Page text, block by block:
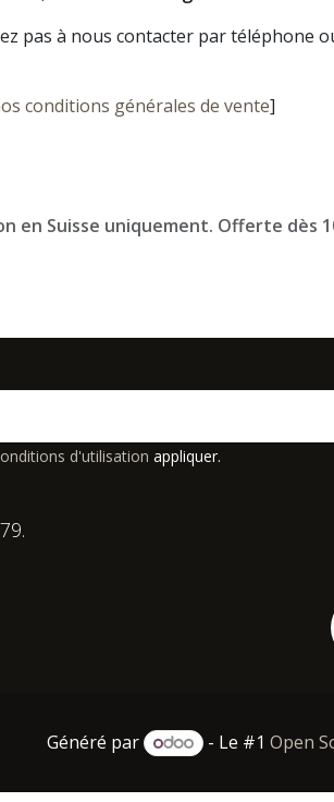
pas à nous contacter par téléphone
conditions générales de vente]
en Suisse uniquement. Offerte dès
d'utilisation appliquer.
Généré par - Le #1 Open